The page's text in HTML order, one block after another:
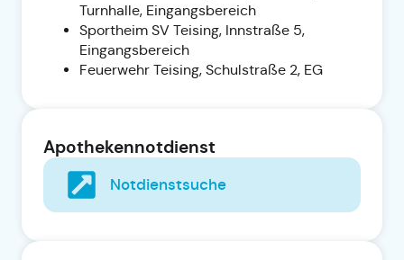
Turnhalle, Eingangsbereich
Sportheim SV Teising, Innstraße 5,
Eingangsbereich
Feuerwehr Teising, Schulstraße 2, EG
Apothekennotdienst
Notdienstsuche